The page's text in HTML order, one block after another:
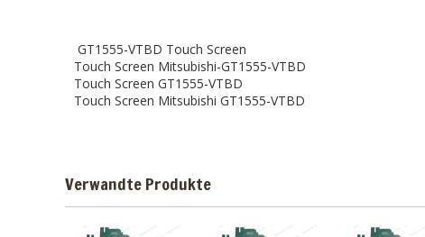
GT1555-VTBD Touch Screen
Touch Screen Mitsubishi-GT1555-VTBD
Touch Screen GT1555-VTBD
Touch Screen Mitsubishi GT1555-VTBD
Verwandte Produkte